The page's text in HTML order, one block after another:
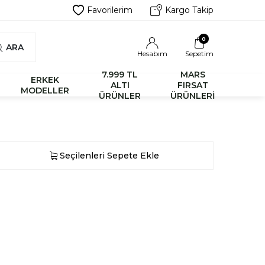
Favorilerim Kargo Takip
ARA
Hesabım
0
Sepetim
ERKEK
MODELLER
7.999 TL
ALTI
ÜRÜNLER
MARS
FIRSAT
ÜRÜNLERİ
Seçilenleri Sepete Ekle